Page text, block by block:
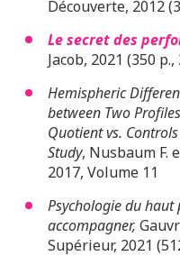
Découverte, 2012
Le secret des
Jacob, 2021 (350
Hemispheric
between Two
Quotient vs.
Study, Nusbaum F.
2017, Volume 11
Psychologie du
accompagner,
Supérieur, 2021